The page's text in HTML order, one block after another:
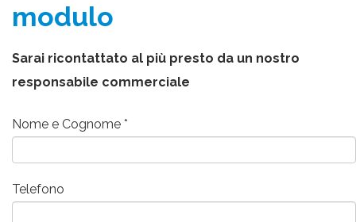
modulo
Sarai ricontattato al più presto da un nostro
responsabile commerciale
Nome e Cognome
Telefono